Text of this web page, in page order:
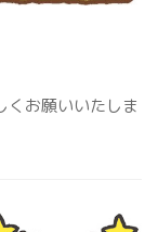
お願いいたしま